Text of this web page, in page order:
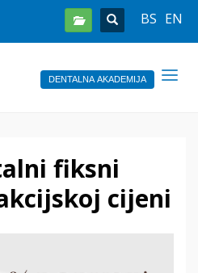
BS EN
DENTALNA AKADEMIJA
fiksni
cijeni